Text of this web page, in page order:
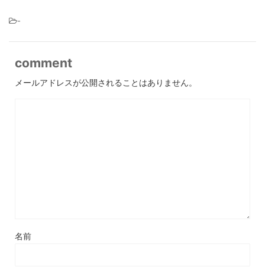
-
comment
メールアドレスが公開されることはありません。
名前